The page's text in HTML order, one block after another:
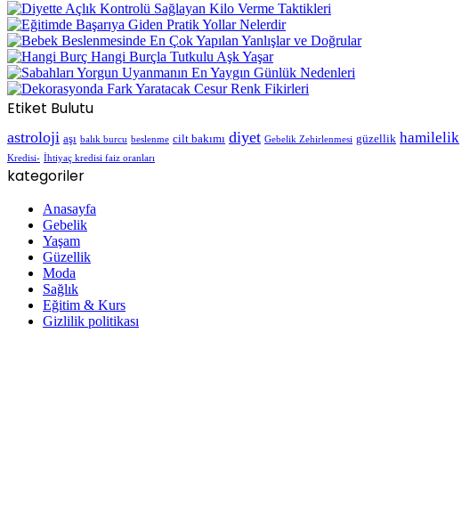
Etiket Bulutu
astroloji aşı balık burcu beslenme cilt bakımı diyet Gebelik Zehirlenmesi güzellik hamilelik
Kredisi- İhtiyaç kredisi faiz oranları
kategoriler
Anasayfa
Gebelik
Yaşam
Güzellik
Moda
Sağlık
Eğitim & Kurs
Gizlilik politikası